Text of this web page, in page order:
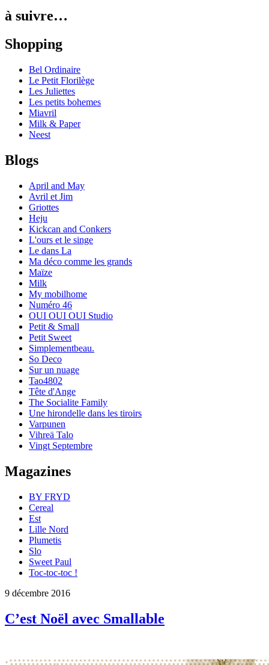
à suivre…
Shopping
Bel Ordinaire
Le Petit Florilège
Les Juliettes
Les petits bohemes
Miavril
Milk & Paper
Neest
Blogs
April and May
Avril et Jim
Griottes
Heju
Kickcan and Conkers
L'ours et le singe
Le dans La
Ma déco comme les grands
Maïze
Milk
My mobilhome
Numéro 46
OUI OUI OUI Studio
Petit & Small
Petit Sweet
Simplementbeau.
So Deco
Sur un nuage
Tao4802
Tête d'Ange
The Socialite Family
Une hirondelle dans les tiroirs
Varpunen
Vihreä Talo
Vingt Septembre
Magazines
BY FRYD
Cereal
Est
Lille Nord
Plumetis
Slo
Sweet Paul
Toc-toc-toc !
9 décembre 2016
C’est Noël avec Smallable